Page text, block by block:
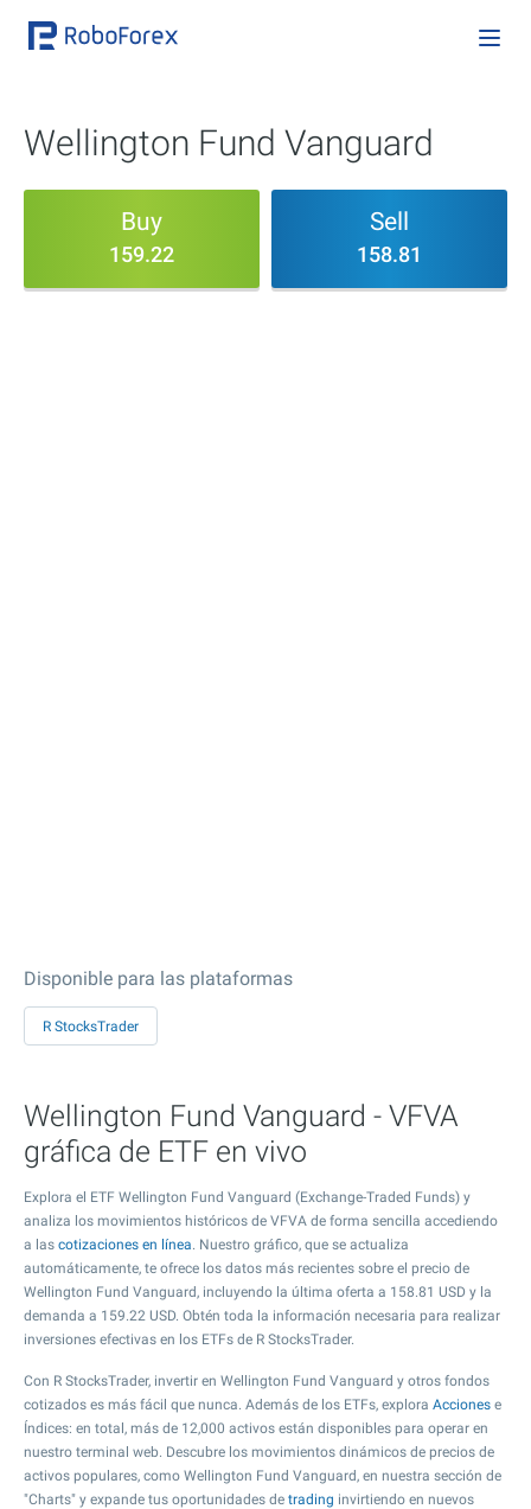
Wellington Fund Vanguard
Buy
159.22
Sell
158.81
Disponible para las plataformas
R StocksTrader
Wellington Fund Vanguard - VFVA
gráfica de ETF en vivo
Explora el ETF Wellington Fund Vanguard (Exchange-Traded Funds) y
analiza los movimientos históricos de VFVA de forma sencilla accediendo
a las cotizaciones en línea. Nuestro gráfico, que se actualiza
automáticamente, te ofrece los datos más recientes sobre el precio de
Wellington Fund Vanguard, incluyendo la última oferta a 158.81 USD y la
demanda a 159.22 USD. Obtén toda la información necesaria para realizar
inversiones efectivas en los ETFs de R StocksTrader.
Con R StocksTrader, invertir en Wellington Fund Vanguard y otros fondos
cotizados es más fácil que nunca. Además de los ETFs, explora Acciones e
Índices: en total, más de 12,000 activos están disponibles para operar en
nuestro terminal web. Descubre los movimientos dinámicos de precios de
activos populares, como Wellington Fund Vanguard, en nuestra sección de
"Charts" y expande tus oportunidades de trading invirtiendo en nuevos